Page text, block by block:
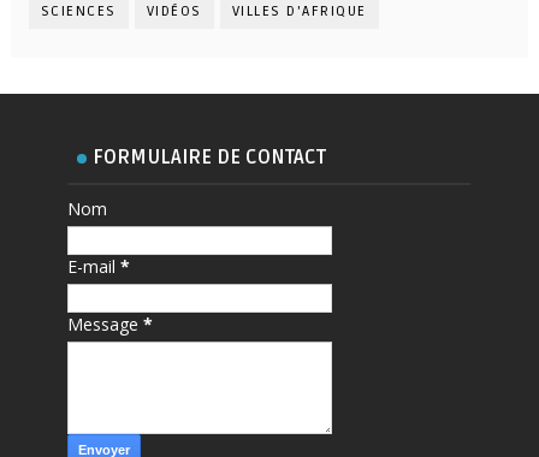
SCIENCES VIDÉOS VILLES D'AFRIQUE
FORMULAIRE DE CONTACT
Nom
E-mail*
Message*